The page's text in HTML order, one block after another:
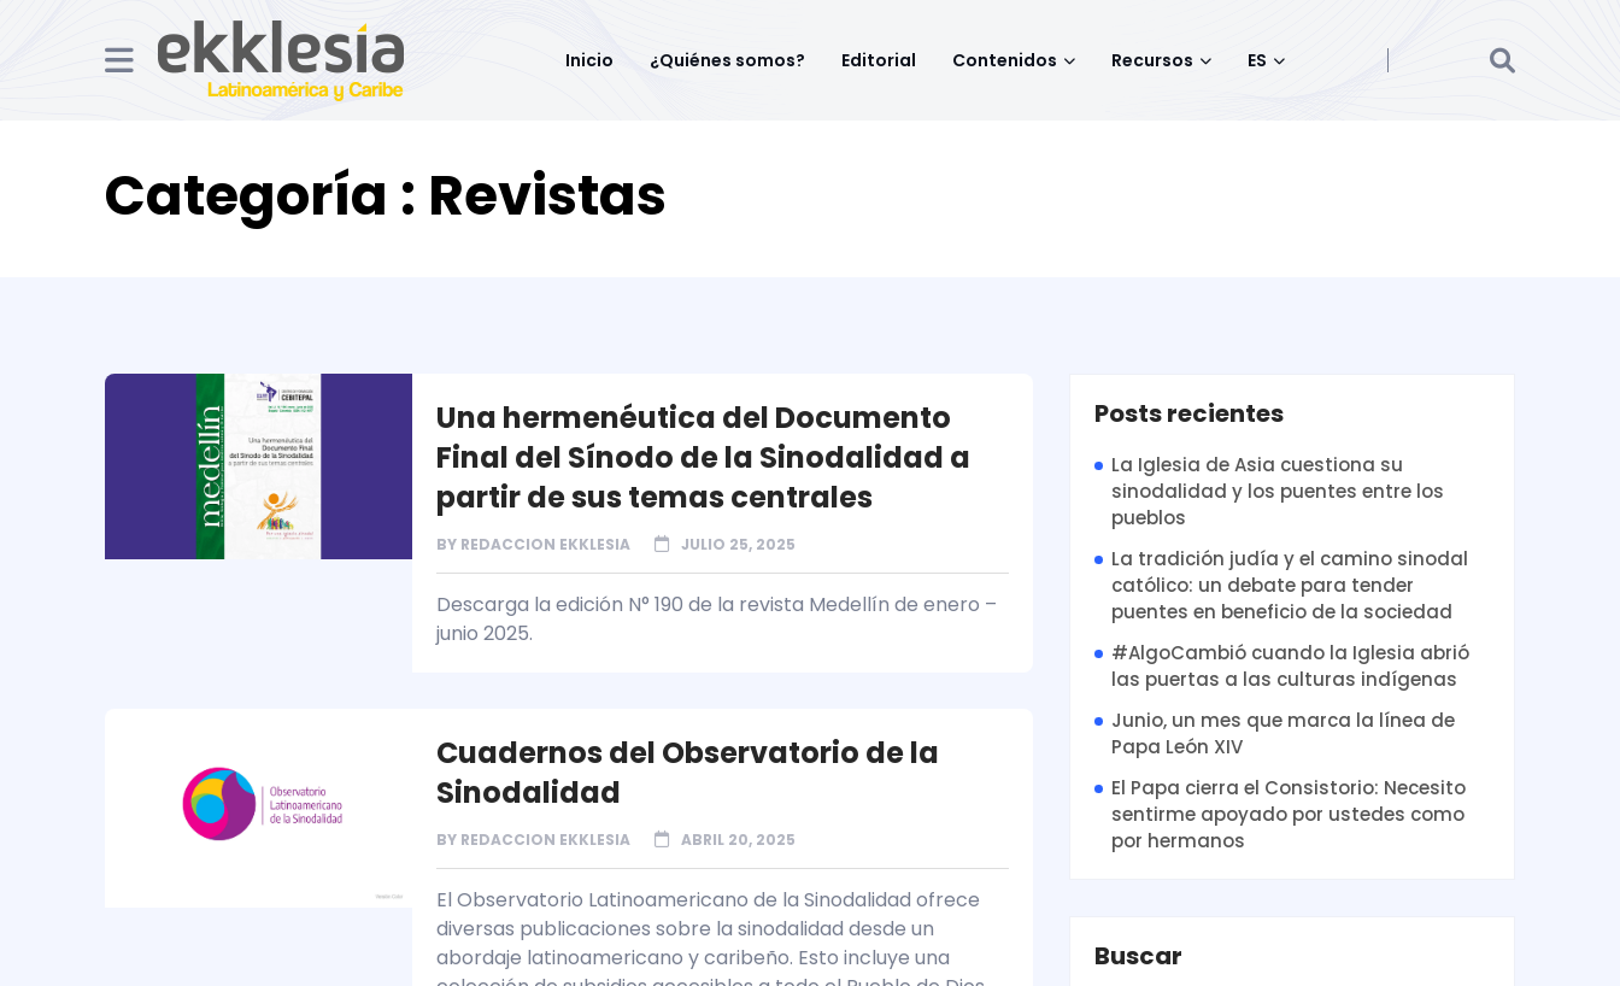
Inicio ¿Quiénes somos? Editorial Contenidos Recursos ES
Categoría : Revistas
Una hermenéutica del Documento
Final del Sínodo de la Sinodalidad a
partir de sus temas centrales
BY REDACCION EKKLESIA JULIO 25, 2025
Descarga la edición N° 190 de la revista Medellín de enero –
junio 2025.
Cuadernos del Observatorio de la
Sinodalidad
BY REDACCION EKKLESIA ABRIL 20, 2025
El Observatorio Latinoamericano de la Sinodalidad ofrece
diversas publicaciones sobre la sinodalidad desde un
abordaje latinoamericano y caribeño. Esto incluye una
Posts recientes
La Iglesia de Asia cuestiona su
sinodalidad y los puentes entre los
pueblos
La tradición judía y el camino sinodal
católico: un debate para tender
puentes en beneficio de la sociedad
#AlgoCambió cuando la Iglesia abrió
las puertas a las culturas indígenas
Junio, un mes que marca la línea de
Papa León XIV
El Papa cierra el Consistorio: Necesito
sentirme apoyado por ustedes como
por hermanos
Buscar